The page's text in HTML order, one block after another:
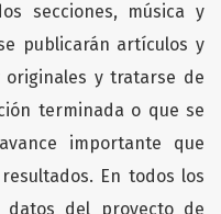
secciones, música y
publicarán artículos y
originales y tratarse de
terminada o que se
importante que
En todos los
datos del proyecto de